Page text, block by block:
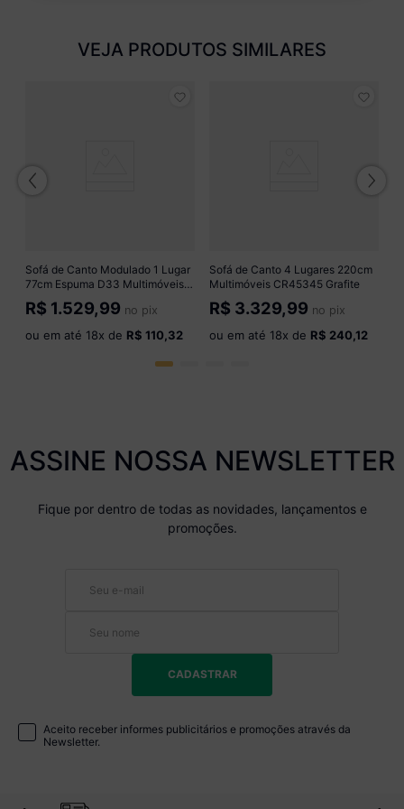
VEJA PRODUTOS SIMILARES
Sofá de Canto Modulado 1 Lugar
77cm Espuma D33 Multimóveis
CR45349 Cinza
R$ 1.529,99 no pix
ou em até 18x de R$ 110,32
Sofá de Canto 4 Lugares 220cm
Multimóveis CR45345 Grafite
R$ 3.329,99 no pix
ou em até 18x de R$ 240,12
ASSINE NOSSA NEWSLETTER
Fique por dentro de todas as novidades, lançamentos e
promoções.
CADASTRAR
Aceito receber informes publicitários e promoções através da
Newsletter.